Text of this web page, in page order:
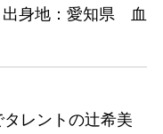
身地：愛知県 血
レントの辻希美